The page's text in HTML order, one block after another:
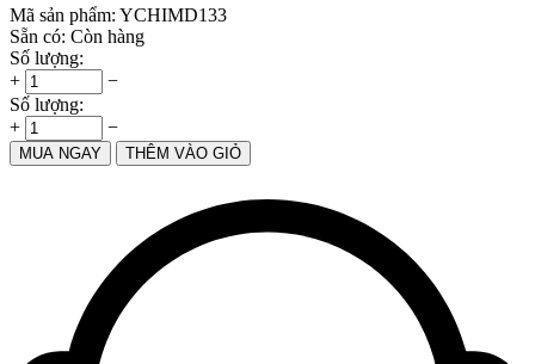
Mã sản phẩm: YCHIMD133
Sẵn có: Còn hàng
Số lượng:
+
−
Số lượng:
+
−
MUA NGAY THÊM VÀO GIỎ